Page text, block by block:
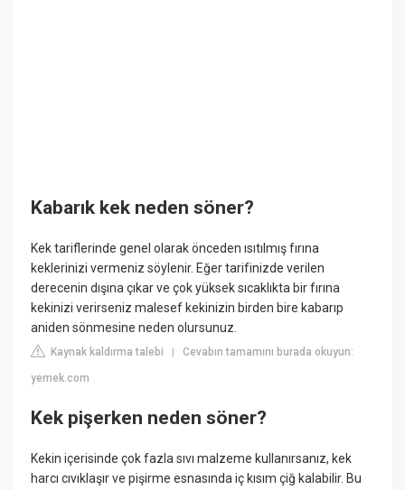
Kabarık kek neden söner?
Kek tariflerinde genel olarak önceden ısıtılmış fırına
keklerinizi vermeniz söylenir. Eğer tarifinizde verilen
derecenin dışına çıkar ve çok yüksek sıcaklıkta bir fırına
kekinizi verirseniz malesef kekinizin birden bire kabarıp
aniden sönmesine neden olursunuz.
Kaynak kaldırma talebi |Cevabın tamamını burada okuyun:
yemek.com
Kek pişerken neden söner?
Kekin içerisinde çok fazla sıvı malzeme kullanırsanız, kek
harcı cıvıklaşır ve pişirme esnasında iç kısım çiğ kalabilir. Bu